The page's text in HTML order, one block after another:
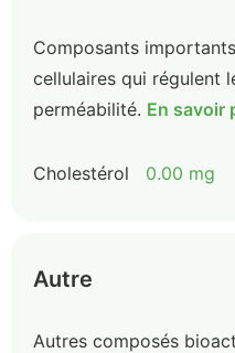
Composants
cellulaires qui régulent
perméabilité. En savoir
Cholestérol 0.00 mg
Autre
Autres composés